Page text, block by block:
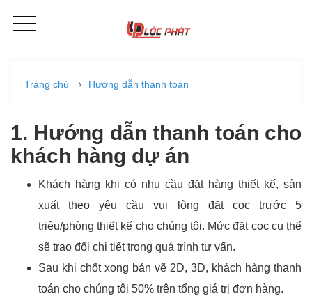
Trang chủ Hướng dẫn thanh toán
1. Hướng dẫn thanh toán cho
khách hàng dự án
Khách hàng khi có nhu cầu đặt hàng thiết kế, sản
xuất theo yêu cầu vui lòng đặt cọc trước 5
triệu/phòng thiết kế cho chúng tôi. Mức đặt cọc cụ thể
sẽ trao đổi chi tiết trong quá trình tư vấn.
Sau khi chốt xong bản vẽ 2D, 3D, khách hàng thanh
toán cho chúng tôi 50% trên tổng giá trị đơn hàng.